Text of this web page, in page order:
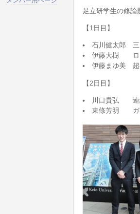
足立研学生の修論
【1日目】
石川健太郎 三
伊藤大樹 ロケ
伊藤まゆ美 超
【2日目】
川口貴弘 連
東條芳明 ガソ